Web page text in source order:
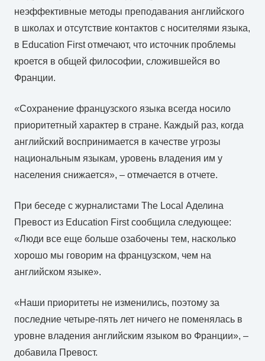
неэффективные методы преподавания английского
в школах и отсутствие контактов с носителями языка,
в Education First отмечают, что источник проблемы
кроется в общей философии, сложившейся во
Франции.
«Сохранение французского языка всегда носило
приоритетный характер в стране. Каждый раз, когда
английский воспринимается в качестве угрозы
национальным языкам, уровень владения им у
населения снижается», – отмечается в отчете.
При беседе с журналистами The Local Аделина
Превост из Education First сообщила следующее:
«Люди все еще больше озабочены тем, насколько
хорошо мы говорим на французском, чем на
английском языке».
«Наши приоритеты не изменились, поэтому за
последние четыре-пять лет ничего не поменялась в
уровне владения английским языком во Франции», –
добавила Превост.